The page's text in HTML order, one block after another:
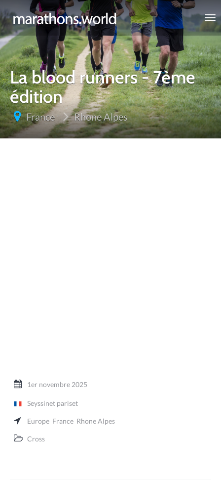
marathons.world
La blood runners - 7ème
édition
France Rhone Alpes
1er novembre 2025
Seyssinet pariset
Europe France Rhone Alpes
Cross